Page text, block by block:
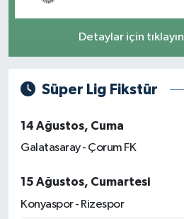
Detaylar için tıklayın
Süper Lig Fikstür
14 Ağustos, Cuma
Galatasaray - Çorum FK
15 Ağustos, Cumartesi
Konyaspor - Rizespor